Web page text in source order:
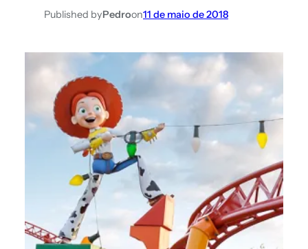
Published byPedroon11 de maio de 2018